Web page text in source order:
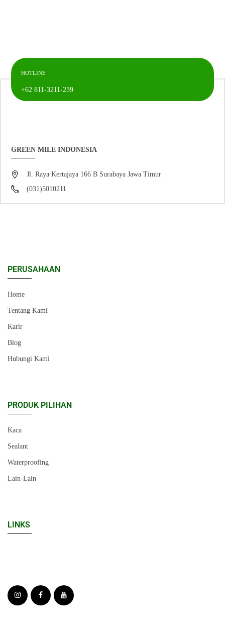
HOTLINE
+62 811-3211-239
GREEN MILE INDONESIA
Jl. Raya Kertajaya 166 B Surabaya Jawa Timur
(031)5010211
PERUSAHAAN
Home
Tentang Kami
Karir
Blog
Hubungi Kami
PRODUK PILIHAN
Kaca
Sealant
Waterproofing
Lain-Lain
LINKS